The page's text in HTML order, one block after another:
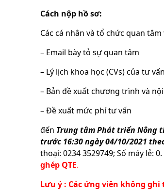
Cách nộp hồ sơ:
Các cá nhân và tổ chức quan
– Email bày tỏ sự quan tâm
– Lý lịch khoa học (CVs) của tư
– Bản đề xuất chương trình và
– Đề xuất mức phí tư vấn
đến Trung tâm Phát triển Nông
trước 16:30 ngày 04/10/2021
thoại: 0234 3529749; Số máy lẻ:
ghép QTE.
Lưu ý : Các ứng viên không